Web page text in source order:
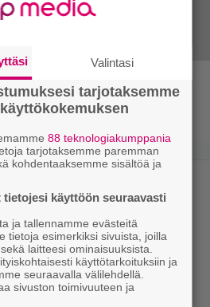
Tanssii
-kilpailijat!
Valintasi
tarjotaksemme
88 teknologiakumppania
tarjotaksemme paremman
kohdentaaksemme sisältöä ja
käyttöön seuraavasti
ja tallennamme evästeitä
tietoja esimerkiksi sivuista, joilla
laitteesi ominaisuuksista.
käyttötarkoituksiin ja
seuraavalla välilehdellä.
sivuston toimivuuteen ja